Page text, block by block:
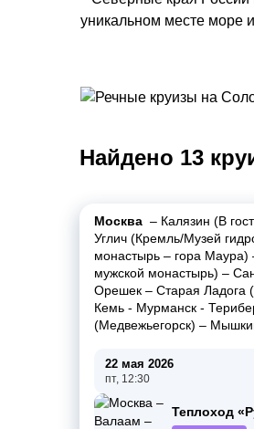
уникальном месте море
Найдено 13
Москва – Калязин (В
Углич (Кремль/Музей
монастырь – гора Маура)
мужской монастырь) –
Орешек – Старая Ладога
Кемь - Мурманск -
(Медвежьегорск) –
22 мая 2026
пт, 12:30
Теплоход